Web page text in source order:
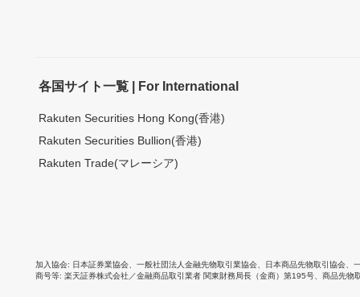
各国サイト一覧 | For International
Rakuten Securities Hong Kong(香港)
Rakuten Securities Bullion(香港)
Rakuten Trade(マレーシア)
加入協会 日本証券業協会 一般社団法人金融先物取引業協会 日本商品先物取引協会
商号等 楽天証券株式会社／金融商品取引業者 関東財務局長（金商）第195号、商品先物